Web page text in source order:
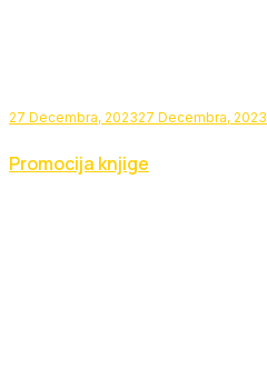
27 Decembra, 202327 Decembra, 2023
Promocija knjige